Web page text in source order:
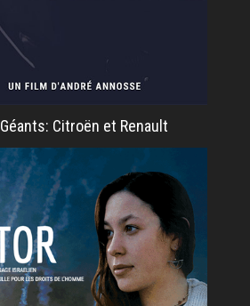
Citroën et Renault